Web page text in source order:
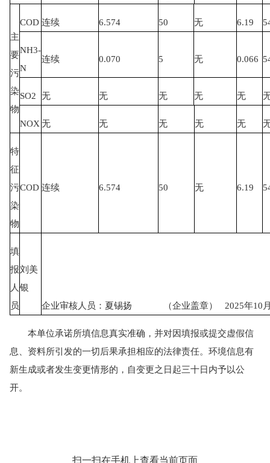
主
要
污
染
物
COD 连续 6.574 50 无 6.19
NH3-
N
连续 0.070 5 无 0.066
SO2 无 无 无 无 无
NOX 无 无 无 无 无
特
征
污
染
物
COD 连续 6.574 50 无 6.19
填
报
人
员
刘美
银
企业审核人员：夏锡扬 （企业盖章） 2025年10
本单位承诺所填信息真实准确，并对因填报或提交虚假信
息、资料所引发的一切后果承担相应的法律责任。环境信息有
新生成或者发生变更情形的，自变更之日起三十日内予以公
开。
扫一扫在手机上查看当前页面